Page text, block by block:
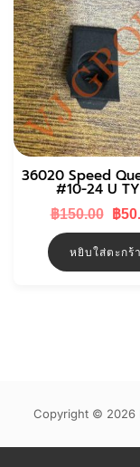
36020 Speed
#10-24 U
฿150.00
฿
฿
หยิบใส่ตะกร้า
Copyright © 2026